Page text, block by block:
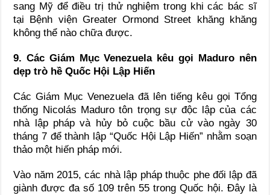
sang Mỹ để điều trị thử nghiệm trong khi các bác sĩ
tại Bệnh viện Greater Ormond Street khăng khăng
không thể nào chữa được.
9. Các Giám Mục Venezuela kêu gọi Maduro nên
dẹp trò hề Quốc Hội Lập Hiến
Các Giám Mục Venezuela đã lên tiếng kêu gọi Tổng
thống Nicolás Maduro tôn trọng sự độc lập của các
nhà lập pháp và hủy bỏ cuộc bầu cử vào ngày 30
tháng 7 để thành lập “Quốc Hội Lập Hiến” nhằm soạn
thảo một hiến pháp mới.
Vào năm 2015, các nhà lập pháp thuộc phe đối lập đã
giành được đa số 109 trên 55 trong Quốc hội. Đây là